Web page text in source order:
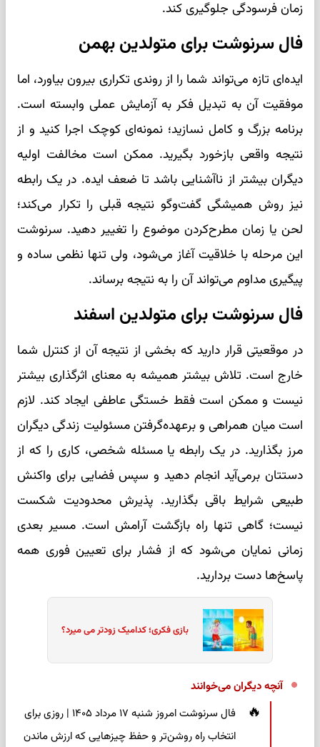
زمان فرسودگی جلوگیری کند.
فال سرنوشت برای متولدین بهمن
ایده‌ای تازه می‌تواند شما را از روندی تکراری بیرون بیاورد، اما
موفقیت آن به تبدیل فکر به آزمایش عملی وابسته است.
برنامه بزرگ و کامل نسازید؛ نمونه‌ای کوچک اجرا کنید و از
نتیجه واقعی بازخورد بگیرید. ممکن است مخالفت اولیه
دیگران بیشتر از ناآشنایی باشد تا ضعف ایده. در یک رابطه
نیز روش همیشگی گفت‌وگو نتیجه قبلی را تکرار می‌کند؛
لحن یا زمان مطرح‌کردن موضوع را تغییر دهید. سرنوشت
این مرحله با خلاقیت آغاز می‌شود، ولی تنها نظمی ساده و
پیگیری مداوم می‌تواند آن را به نتیجه برساند.
فال سرنوشت برای متولدین اسفند
در موقعیتی قرار دارید که بخشی از نتیجه آن از کنترل شما
خارج است. تلاش بیشتر همیشه به معنای اثرگذاری بیشتر
نیست و ممکن است فقط خستگی عاطفی ایجاد کند. لازم
است میان همراهی و برعهده‌گرفتن مسئولیت زندگی دیگران
مرز بگذارید. در یک رابطه یا مسئله شخصی، کاری را که از
دستتان برمی‌آید انجام دهید و سپس فضایی برای واکنش
طبیعی شرایط باقی بگذارید. پذیرش محدودیت شکست
نیست؛ گاهی تنها راه بازگشت آرامش است. مسیر بعدی
زمانی نمایان می‌شود که از فشار برای تعیین فوری همه
پاسخ‌ها دست بردارید.
بازی فکری؛ کدامیک زودتر می میرد؟
آنچه دیگران می‌خوانند
فال سرنوشت امروز شنبه ۱۷ مرداد ۱۴۰۵ | روزی برای
انتخاب راه روشن‌تر و حفظ چیزهایی که ارزش ماندن